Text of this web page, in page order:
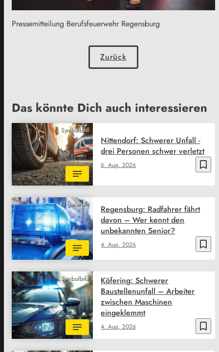
Pressemitteilung Berufsfeuerwehr Regensburg
Zurück
Das könnte Dich auch interessieren
Symbolbild
bookmark_border
6. Aug. 2026
Nittendorf: Schwerer Unfall -
drei Personen schwer verletzt
KI generiert
bookmark_border
4. Aug. 2026
Regensburg: Radfahrer fährt
davon – Wer kennt den
unbekannten Senior?
Symbolbild
bookmark_border
4. Aug. 2026
Köfering: Schwerer
Baustellenunfall – Arbeiter
zwischen Maschinen
eingeklemmt